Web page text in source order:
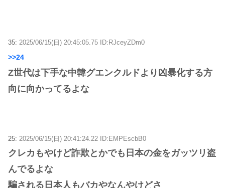
35: 2025/06/15(日) 20:45:05.75 ID:RJceyZDm0
>>24
Z世代は下手な中韓グエンクルドより凶暴化する方
向に向かってるよな
25: 2025/06/15(日) 20:41:24.22 ID:EMPEscbB0
クレカもやけど詐欺とかでも日本の金をガッツリ盗
んでるよな
騙される日本人もバカやなんやけどさ